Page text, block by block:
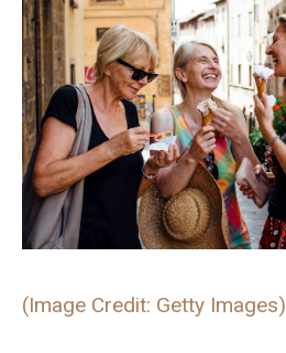
(Image Credit: Getty Images)